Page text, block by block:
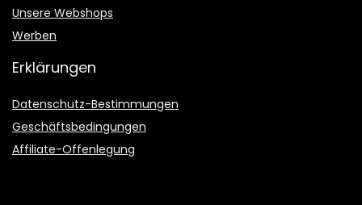
Unsere Webshops
Werben
Erklärungen
Datenschutz-Bestimmungen
Geschäftsbedingungen
Affiliate-Offenlegung